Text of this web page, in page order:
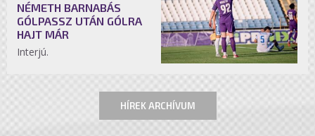
NÉMETH BARNABÁS
GÓLPASSZ UTÁN GÓLRA
HAJT MÁR
Interjú.
HÍREK ARCHÍVUM